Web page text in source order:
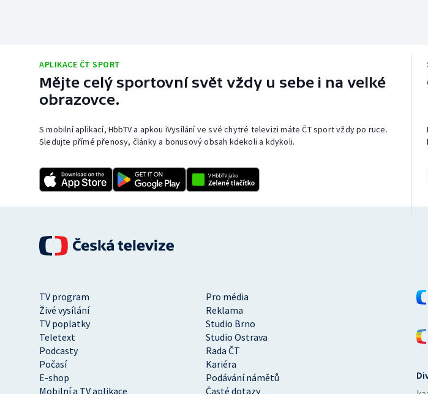
APLIKACE ČT SPORT
Mějte celý sportovní svět vždy u sebe i na velké
obrazovce.
S mobilní aplikací, HbbTV a apkou iVysílání ve své chytré televizi máte ČT sport vždy po ruce.
Sledujte přímé přenosy, články a bonusový obsah kdekoli a kdykoli.
TV program
Pro média
Živé vysílání
Reklama
TV poplatky
Studio Brno
Teletext
Studio Ostrava
Podcasty
Rada ČT
Počasí
Kariéra
E-shop
Podávání námětů
Mobilní a TV aplikace
Časté dotazy